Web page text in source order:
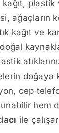
plastik
ağaçların
ve
doğaya
cep
hem
ile